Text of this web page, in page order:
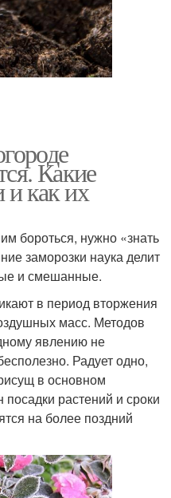
Какие
как их
бороться, нужно «знать
заморозки наука делит
и смешанные.
в период вторжения
масс. Методов
явлению не
Радует одно,
в основном
растений и сроки
на более поздний